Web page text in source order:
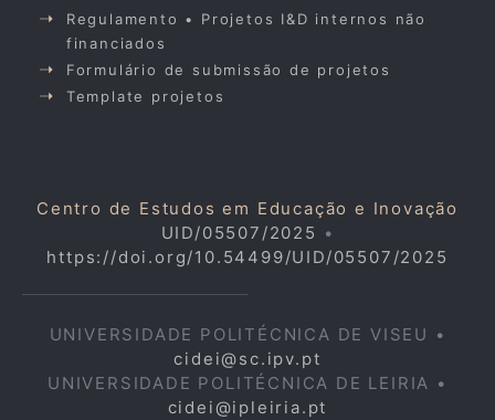
Regulamento • Projetos I&D internos não
financiados
Formulário de submissão de projetos
Template projetos
Centro de Estudos em Educação e Inovação
UID/05507/2025 •
https://doi.org/10.54499/UID/05507/2025
UNIVERSIDADE POLITÉCNICA DE VISEU •
cidei@sc.ipv.pt
UNIVERSIDADE POLITÉCNICA DE LEIRIA •
cidei@ipleiria.pt